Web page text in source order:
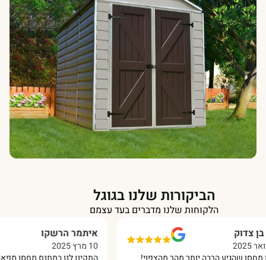
הביקורות שלנו בגוגל
הלקוחות שלנו מדברים בעד עצמם
איתמר הרשקו
10 מרץ 2025